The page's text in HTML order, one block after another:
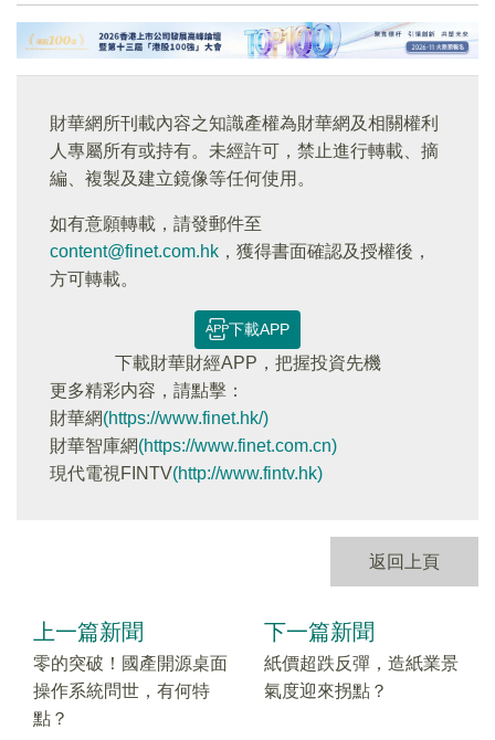
財華網所刊載內容之知識產權為財華網及相關權利
人專屬所有或持有。未經許可，禁止進行轉載、摘
編、複製及建立鏡像等任何使用。
如有意願轉載，請發郵件至
content@finet.com.hk ，獲得書面確認及授權後，
方可轉載。
下載APP
下載財華財經APP，把握投資先機
更多精彩内容，請點擊：
財華網(https://www.finet.hk/)
財華智庫網(https://www.finet.com.cn)
現代電視FINTV(http://www.fintv.hk)
返回上頁
上一篇新聞
零的突破！國產開源桌面
操作系統問世，有何特
點？
下一篇新聞
紙價超跌反彈，造紙業景
氣度迎來拐點？